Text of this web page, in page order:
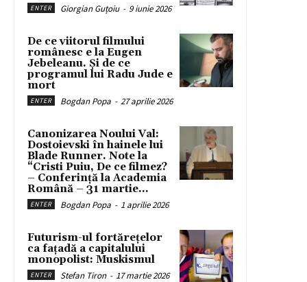
ENTER Giorgian Guțoiu - 9 iunie 2026
De ce viitorul filmului
românesc e la Eugen
Jebeleanu. Și de ce
programul lui Radu Jude e
mort
ENTER Bogdan Popa - 27 aprilie 2026
Canonizarea Noului Val:
Dostoievski în hainele lui
Blade Runner. Note la
“Cristi Puiu, De ce filmez?
– Conferință la Academia
Română – 31 martie...
ENTER Bogdan Popa - 1 aprilie 2026
Futurism-ul fortărețelor
ca fațadă a capitalului
monopolist: Muskismul
ENTER Stefan Tiron - 17 martie 2026